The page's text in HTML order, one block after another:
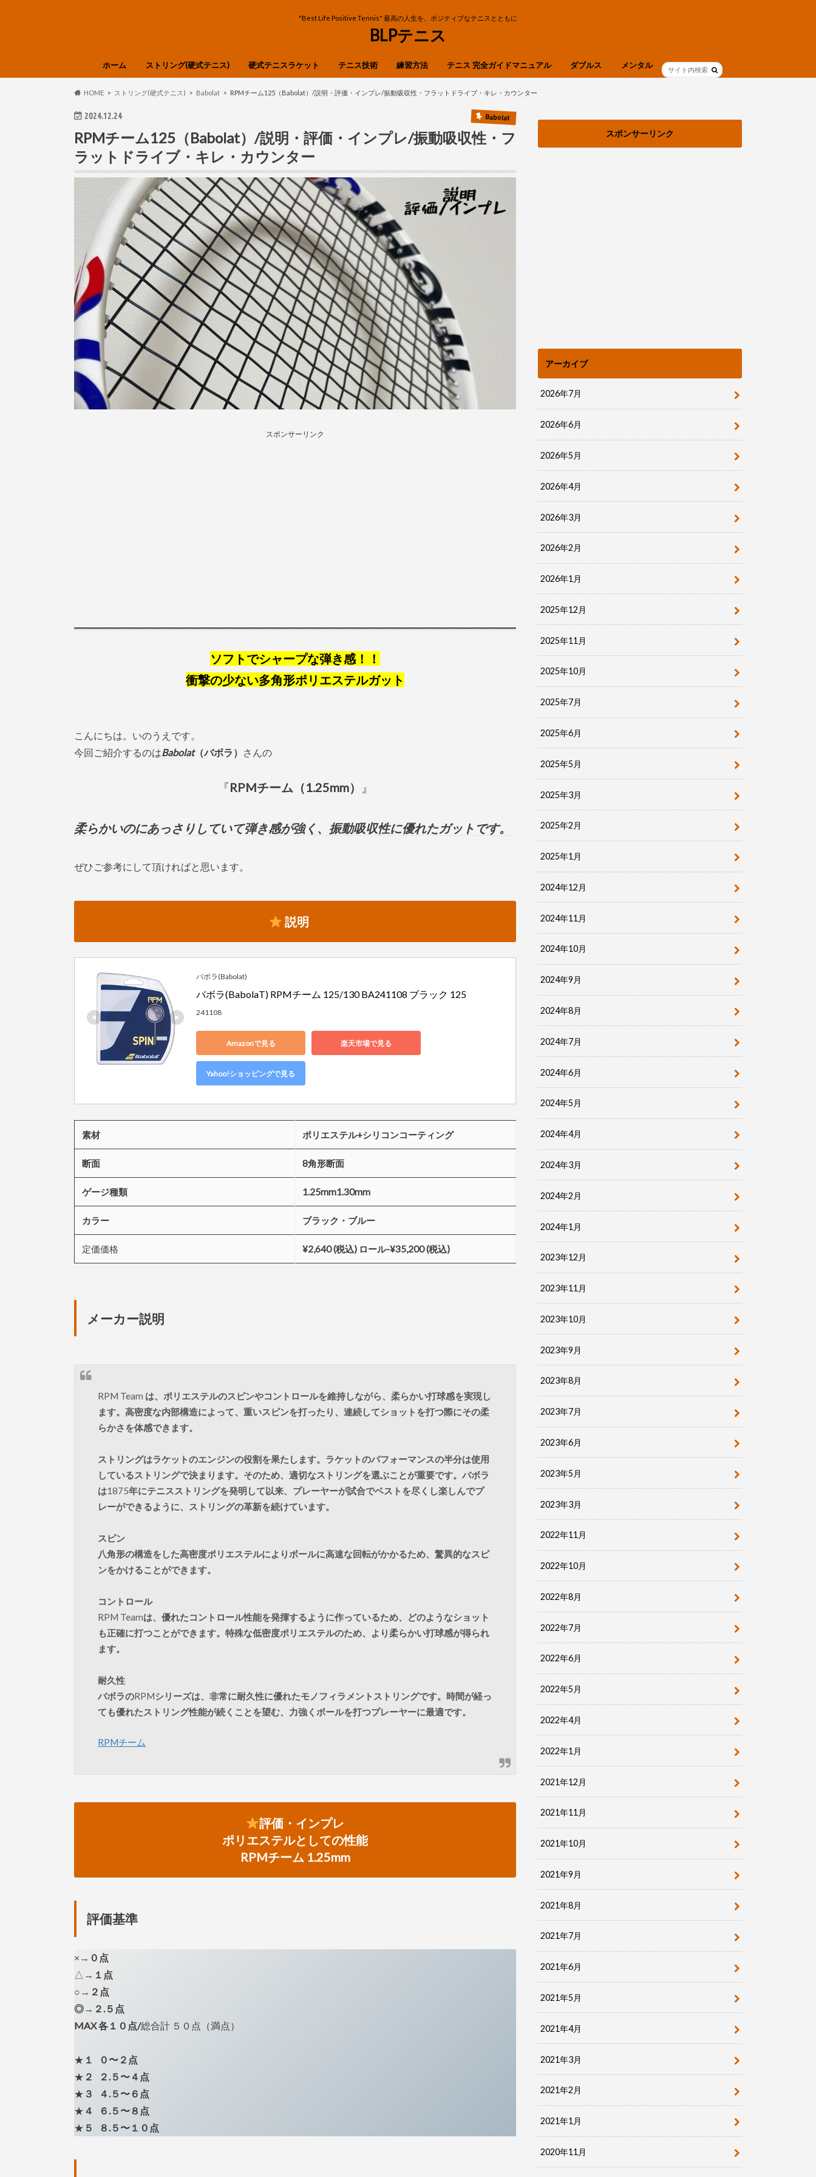
"Best Life Positive Tennis" 最高の人生を、ポジティブなテニスとともに
BLPテニス
ホーム ストリング(硬式テニス) 硬式テニスラケット テニス技術 練習方法 テニス 完全ガイドマニュアル ダブルス メンタル
HOME ストリング(硬式テニス) Babolat RPMチーム125（Babolat）/説明・評価・インプレ/振動吸収性・フラットドライブ・キレ・カウンター
2024.12.24 Babolat
RPMチーム125（Babolat）/説明・評価・インプレ/振動吸収性・フ
ラットドライブ・キレ・カウンター
スポンサーリンク
ソフトでシャープな弾き感！！
衝撃の少ない多角形ポリエステルガット
こんにちは。いのうえです。
今回ご紹介するのはBabolat（バボラ） さんの
『RPMチーム（1.25mm） 』
柔らかいのにあっさりしていて弾き感が強く、振動吸収性に優れたガットです。
ぜひご参考にして頂ければと思います。
説明
バボラ(Babolat)
バボラ(BabolaT) RPMチーム 125/130 BA241108 ブラック 125
241108
Amazonで見る 楽天市場で見る
Yahoo!ショッピングで見る
素材 ポリエステル+シリコンコーティング
断面 8角形断面
ゲージ種類 1.25mm1.30mm
カラー ブラック・ブルー
定価価格 ¥2,640 (税込) ロール-¥35,200 (税込)
メーカー説明
RPM Team は、ポリエステルのスピンやコントロールを維持しながら、柔らかい打球感を実現し
ます。高密度な内部構造によって、重いスピンを打ったり、連続してショットを打つ際にその柔
らかさを体感できます。
ストリングはラケットのエンジンの役割を果たします。ラケットのパフォーマンスの半分は使用
しているストリングで決まります。そのため、適切なストリングを選ぶことが重要です。バボラ
は1875年にテニスストリングを発明して以来、プレーヤーが試合でベストを尽くし楽しんでプ
レーができるように、ストリングの革新を続けています。
スピン
八角形の構造をした高密度ポリエステルによりボールに高速な回転がかかるため、驚異的なスピ
ンをかけることができます。
コントロール
RPM Teamは、優れたコントロール性能を発揮するように作っているため、どのようなショット
も正確に打つことができます。特殊な低密度ポリエステルのため、より柔らかい打球感が得られ
ます。
耐久性
バボラのRPMシリーズは、非常に耐久性に優れたモノフィラメントストリングです。時間が経っ
ても優れたストリング性能が続くことを望む、力強くボールを打つプレーヤーに最適です。
RPMチーム
評価・インプレ
ポリエステルとしての性能
RPMチーム 1.25mm
評価基準
×→ ０点
△→ １点
○→ ２点
◎→ ２.５点
MAX各１０点/総合計 ５０点（満点）
★ １
０〜２点
★ ２
２.５〜４点
★ ３
４.５〜６点
★ ４
６.５〜８点
★ ５ ８.５〜１０点
スポンサーリンク
アーカイブ
2026年7月
2026年6月
2026年5月
2026年4月
2026年3月
2026年2月
2026年1月
2025年12月
2025年11月
2025年10月
2025年7月
2025年6月
2025年5月
2025年3月
2025年2月
2025年1月
2024年12月
2024年11月
2024年10月
2024年9月
2024年8月
2024年7月
2024年6月
2024年5月
2024年4月
2024年3月
2024年2月
2024年1月
2023年12月
2023年11月
2023年10月
2023年9月
2023年8月
2023年7月
2023年6月
2023年5月
2023年3月
2022年11月
2022年10月
2022年8月
2022年7月
2022年6月
2022年5月
2022年4月
2022年1月
2021年12月
2021年11月
2021年10月
2021年9月
2021年8月
2021年7月
2021年6月
2021年5月
2021年4月
2021年3月
2021年2月
2021年1月
2020年11月